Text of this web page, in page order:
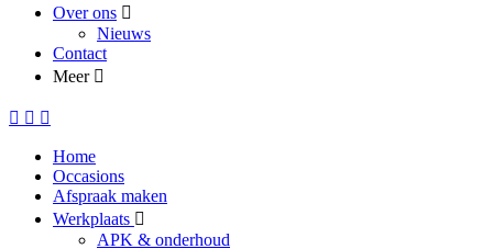
Over ons
Nieuws
Contact
Meer
Home
Occasions
Afspraak maken
Werkplaats
APK & onderhoud